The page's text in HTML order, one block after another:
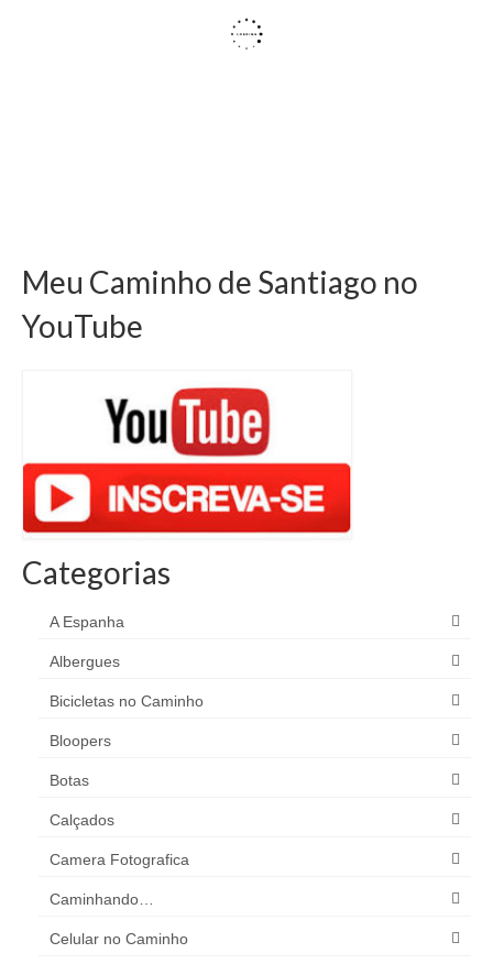
Meu Caminho de Santiago no
YouTube
Categorias
A Espanha
Albergues
Bicicletas no Caminho
Bloopers
Botas
Calçados
Camera Fotografica
Caminhando…
Celular no Caminho